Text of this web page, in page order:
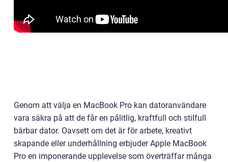
Genom att välja en MacBook Pro kan datoranvändare
vara säkra på att de får en pålitlig, kraftfull och stilfull
bärbar dator. Oavsett om det är för arbete, kreativt
skapande eller underhållning erbjuder Apple MacBook
Pro en imponerande upplevelse som överträffar många